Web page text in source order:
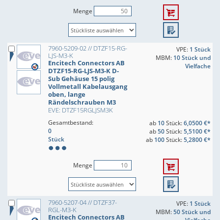
Menge
7960-5209-02 // DTZF15-RG-
LJS-M3-K
Encitech Connectors AB
DTZF15-RG-LJS-M3-K D-
Sub Gehäuse 15 polig
Vollmetall Kabelausgang
oben, lange
Rändelschrauben M3
EVE: DTZF15RGLJSM3K
VPE: 1 Stück
MBM: 10 Stück und
Vielfache
Gesamtbestand:
0
Stück
ab 10Stück:6,0500 €*
ab50Stück:5,5100 €*
ab 100Stück:5,2800 €*
Menge
7960-5207-04 // DTZF37-
RGL-M3-K
Encitech Connectors AB
VPE: 1 Stück
MBM:50 Stück und